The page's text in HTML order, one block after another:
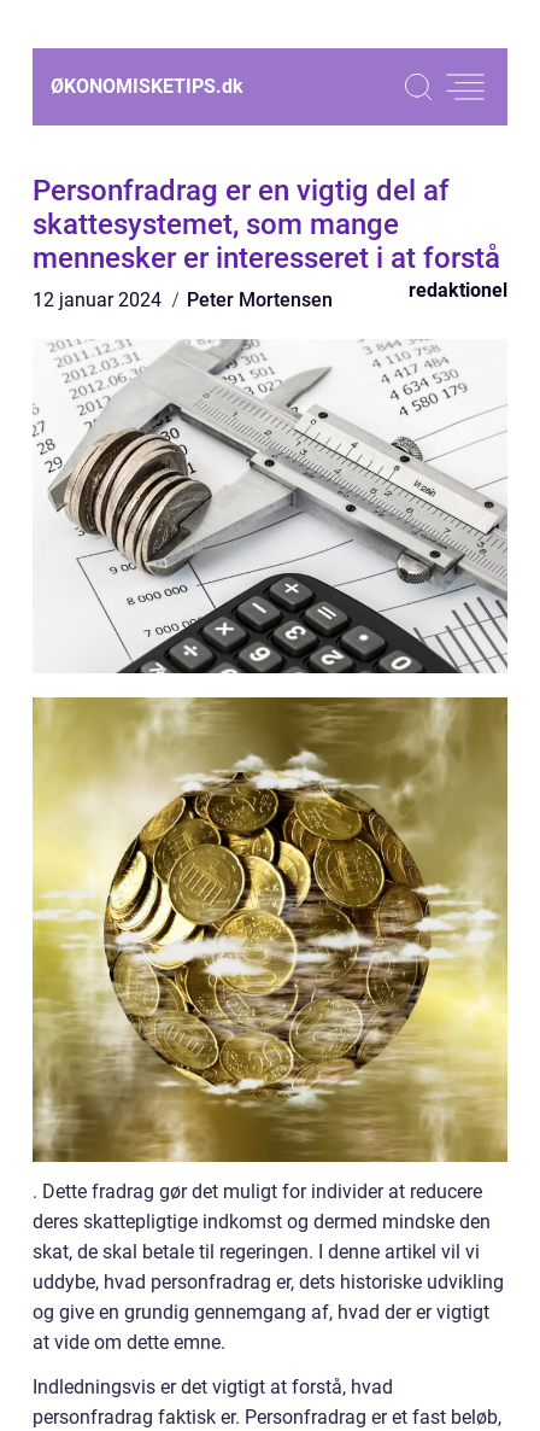
ØKONOMISKETIPS.dk
Personfradrag er en vigtig del af
skattesystemet, som mange
mennesker er interesseret i at forstå
12 januar 2024 Peter Mortensen redaktionel
. Dette fradrag gør det muligt for individer at reducere
deres skattepligtige indkomst og dermed mindske den
skat, de skal betale til regeringen. I denne artikel vil vi
uddybe, hvad personfradrag er, dets historiske udvikling
og give en grundig gennemgang af, hvad der er vigtigt
at vide om dette emne.
Indledningsvis er det vigtigt at forstå, hvad
personfradrag faktisk er. Personfradrag er et fast beløb,